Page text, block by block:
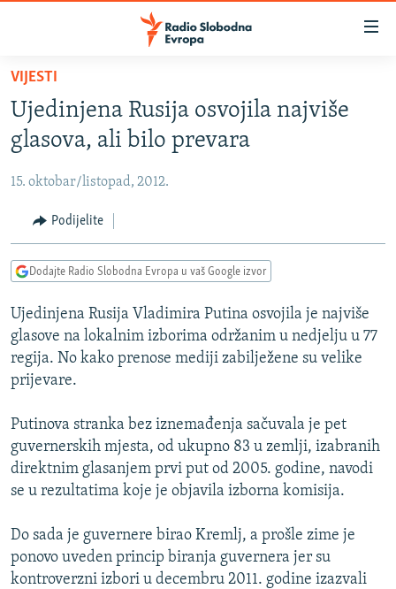
Pređite
glavni
sadržaj
Pređite
na
navigaciju
Pređite
na
VIJESTI
BOSNA I HERCEGOVINA
SRBIJA
KOSOVO
CRNA GORA
VIDEO
FOTOGALERIJE
INFOGRAFIKE
PODCASTI
RAT U UKRAJINI
KINA NA BALKANU
RSE PRIČE IZ SVIJETA
DNEVNO@RSE
SPECIJALI RSE
GENOCID U SREBRENICI
POPLAVE I KLIZIŠTA U BIH 2024.
PRATITE NAS
VIJESTI
Ujedinjena Rusija osvojila najviše
glasova, ali bilo prevara
15. oktobar/listopad, 2012.
Podijelite
Dodajte Radio Slobodna Evropa u vaš Google izvor
Ujedinjena Rusija Vladimira Putina osvojila je najviše
glasove na lokalnim izborima održanim u nedjelju u 77
regija. No kako prenose mediji zabilježene su velike
prijevare.
Putinova stranka bez iznemađenja sačuvala je pet
guvernerskih mjesta, od ukupno 83 u zemlji, izabranih
direktnim glasanjem prvi put od 2005. godine, navodi
se u rezultatima koje je objavila izborna komisija.
Do sada je guvernere birao Kremlj, a prošle zime je
ponovo uveden princip biranja guvernera jer su
kontroverzni izbori u decembru 2011. godine izazvali